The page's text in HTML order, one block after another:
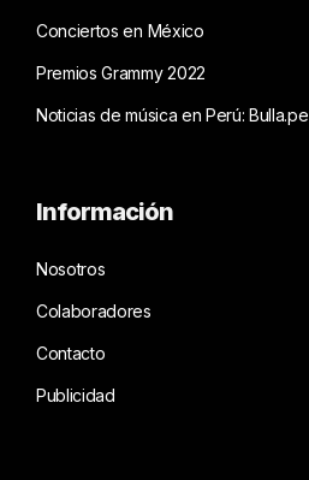
Conciertos en México
Premios Grammy 2022
Noticias de música en Perú: Bulla.pe
Información
Nosotros
Colaboradores
Contacto
Publicidad